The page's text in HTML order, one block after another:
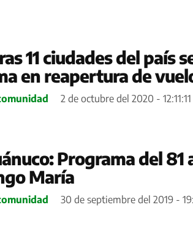
11 ciudades del país
en reapertura de
2 de octubre del 2020 - 12:11:11
Programa del 81
María
30 de septiembre del 2019 -